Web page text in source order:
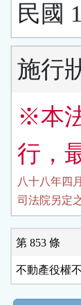
民國
施行
※本
行，
八十八年四
司法院另定之
第 853 條
不動產役權